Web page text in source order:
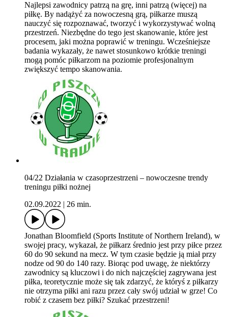
Najlepsi zawodnicy patrzą na grę, inni patrzą (więcej) na
piłkę. By nadążyć za nowoczesną grą, piłkarze muszą
nauczyć się rozpoznawać, tworzyć i wykorzystywać wolną
przestrzeń. Niezbędne do tego jest skanowanie, które jest
procesem, jaki można poprawić w treningu. Wcześniejsze
badania wykazały, że nawet stosunkowo krótkie treningi
mogą pomóc piłkarzom na poziomie profesjonalnym
zwiększyć tempo skanowania.
04/22 Działania w czasoprzestrzeni – nowoczesne trendy
treningu piłki nożnej
02.09.2022
26 min.
Jonathan Bloomfield (Sports Institute of Northern Ireland), w
swojej pracy, wykazał, że piłkarz średnio jest przy piłce przez
60 do 90 sekund na mecz. W tym czasie będzie ją miał przy
nodze od 90 do 140 razy. Biorąc pod uwagę, że niektórzy
zawodnicy są kluczowi i do nich najczęściej zagrywana jest
piłka, teoretycznie może się tak zdarzyć, że któryś z piłkarzy
nie otrzyma piłki ani razu przez cały swój udział w grze! Co
robić z czasem bez piłki? Szukać przestrzeni!